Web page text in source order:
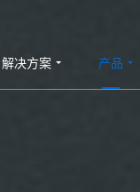
解决方案 产品